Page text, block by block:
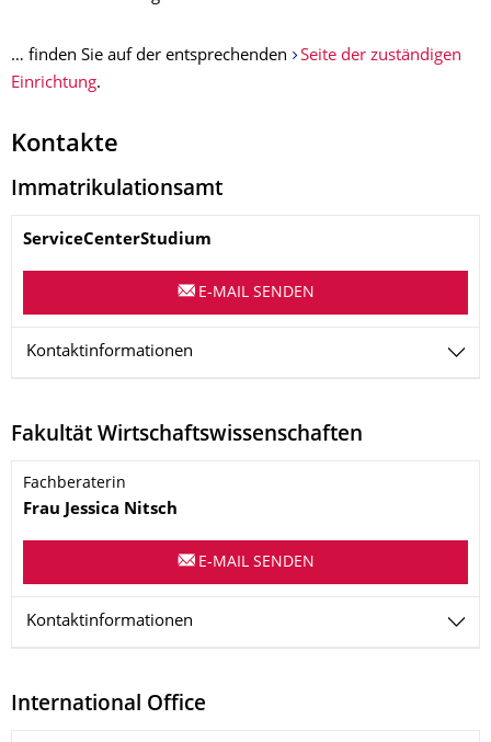
… finden Sie auf der entsprechenden
Seite der zuständigen
Einrichtung.
Kontakte
Immatrikulationsamt
Name
ServiceCenterStudium
E-MAIL SENDEN
Kontaktinformationen
Fakultät Wirtschaftswissenschaften
Name
Fachberaterin
Frau Jessica Nitsch
E-MAIL SENDEN
Kontaktinformationen
International Office